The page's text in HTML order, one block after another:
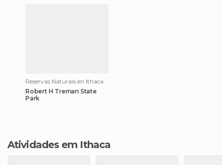
Reservas Naturais en Ithaca
Robert H Treman State
Park
Atividades em Ithaca